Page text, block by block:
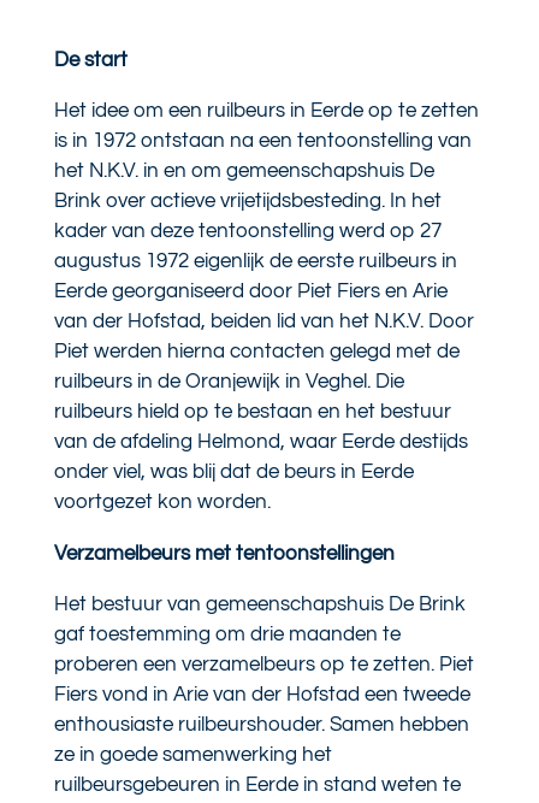
De start
Het idee om een ruilbeurs in Eerde op te zetten
is in 1972 ontstaan na een tentoonstelling van
het N.K.V. in en om gemeenschapshuis De
Brink over actieve vrijetijdsbesteding. In het
kader van deze tentoonstelling werd op 27
augustus 1972 eigenlijk de eerste ruilbeurs in
Eerde georganiseerd door Piet Fiers en Arie
van der Hofstad, beiden lid van het N.K.V. Door
Piet werden hierna contacten gelegd met de
ruilbeurs in de Oranjewijk in Veghel. Die
ruilbeurs hield op te bestaan en het bestuur
van de afdeling Helmond, waar Eerde destijds
onder viel, was blij dat de beurs in Eerde
voortgezet kon worden.
Verzamelbeurs met tentoonstellingen
Het bestuur van gemeenschapshuis De Brink
gaf toestemming om drie maanden te
proberen een verzamelbeurs op te zetten. Piet
Fiers vond in Arie van der Hofstad een tweede
enthousiaste ruilbeurshouder. Samen hebben
ze in goede samenwerking het
ruilbeursgebeuren in Eerde in stand weten te